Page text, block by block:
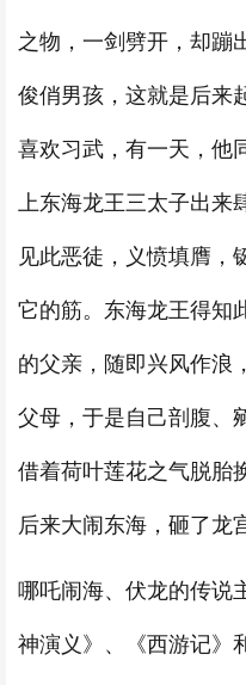
之物，一剑劈开，却蹦
俊俏男孩，这就是后来
喜欢习武，有一天，他
上东海龙王三太子出来
见此恶徒，义愤填膺，
它的筋。东海龙王得知
的父亲，随即兴风作浪
父母，于是自己剖腹、
借着荷叶莲花之气脱胎
后来大闹东海，砸了龙
哪吒闹海、伏龙的传说
神演义》、《西游记》